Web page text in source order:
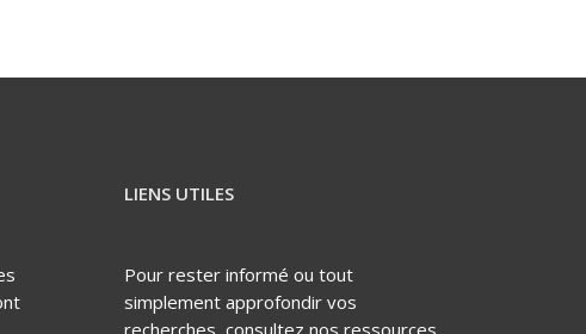
LIENS UTILES
Pour rester informé ou tout
simplement approfondir vos
recherches, consultez nos ressources